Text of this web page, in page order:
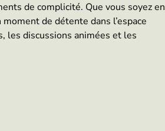
de complicité. Que vous soyez en
de détente dans l’espace
les discussions animées et les